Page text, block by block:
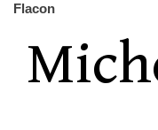
Flacon